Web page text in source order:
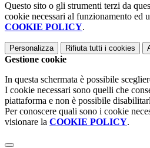
Questo sito o gli strumenti terzi da
cookie necessari al funzionamento ed
COOKIE POLICY.
Personalizza Rifiuta tutti i cookies
Gestione cookie
In questa schermata è possibile
I cookie necessari sono quelli che
piattaforma e non è possibile
Per conoscere quali sono i cookie
visionare la COOKIE POLICY.